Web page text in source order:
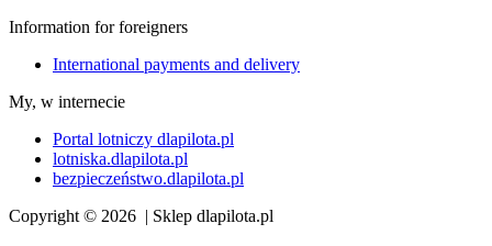
Information for foreigners
International payments and delivery
My, w internecie
Portal lotniczy dlapilota.pl
lotniska.dlapilota.pl
bezpieczeństwo.dlapilota.pl
Copyright © 2026 | Sklep dlapilota.pl